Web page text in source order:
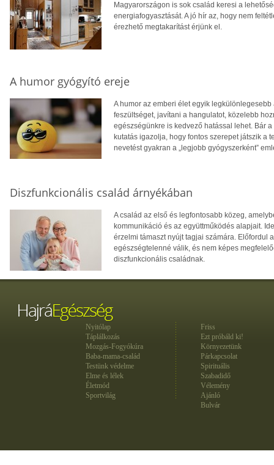
Magyarországon is sok család keresi a
energiafogyasztását. A jó hír az, hogy nem
érezhető megtakarítást érjünk el.
A humor gyógyító ereje
A humor az emberi élet egyik
feszültséget, javítani a hangulatot, közelebb
egészségünkre is kedvező hatással lehet. Bár
kutatás igazolja, hogy fontos szerepet játszik a
nevetést gyakran a „legjobb gyógyszerként”
Diszfunkcionális család árnyékában
A család az első és legfontosabb közeg,
kommunikáció és az együttműködés alapjait.
érzelmi támaszt nyújt tagjai számára. Előfordul
egészségtelenné válik, és nem képes
diszfunkcionális családnak.
Nyitólap
Táplálkozás
Mozgás-Fogyókúra
Baba-mama-család
Testünk védelme
Elme és lélek
Életmód
Sportvilág
Friss
Ezt próbáld ki!
Környezetünk
Párkapcsolat
Spirituális
Szabadidő
Vélemény
Ajánló
Bulvár